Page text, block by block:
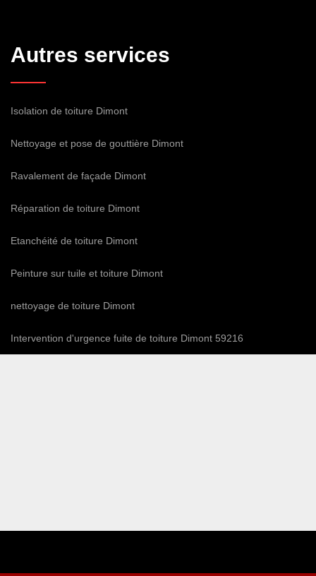
Autres services
Isolation de toiture Dimont
Nettoyage et pose de gouttière Dimont
Ravalement de façade Dimont
Réparation de toiture Dimont
Etanchéité de toiture Dimont
Peinture sur tuile et toiture Dimont
nettoyage de toiture Dimont
Intervention d'urgence fuite de toiture Dimont 59216